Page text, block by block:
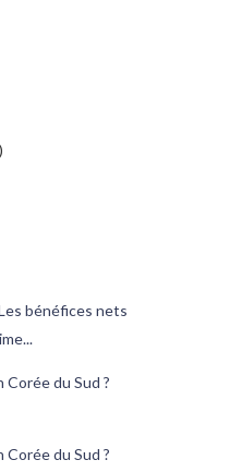
bénéfices nets
du Sud ?
du Sud ?